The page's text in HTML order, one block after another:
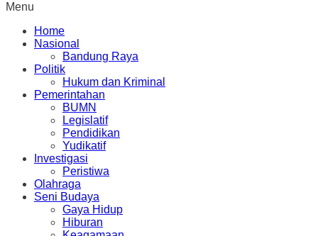
Menu
Home
Nasional
Bandung Raya
Politik
Hukum dan Kriminal
Pemerintahan
BUMN
Legislatif
Pendidikan
Yudikatif
Investigasi
Peristiwa
Olahraga
Seni Budaya
Gaya Hidup
Hiburan